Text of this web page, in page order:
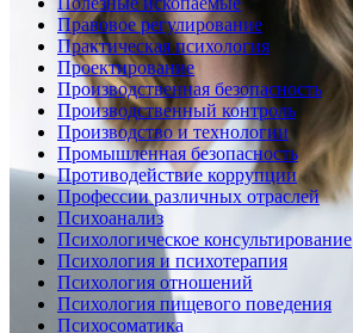
Правовое регулирование
Практическая психология
Проектирование
Производственная безопасность
Производственный контроль
Производство и технологии
Промышленная безопасность
Противодействие коррупции
Профессии различных отраслей
Психоанализ
Психологическое консультирование
Психология и психотерапия
Психология отношений
Психология пищевого поведения
Психосоматика